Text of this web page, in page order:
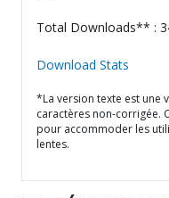
Total Downloads** :
Download Stats
*La version texte est une
caractères non-corrigée.
pour accommoder les
lentes.